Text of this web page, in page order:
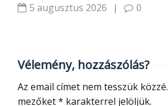
5 augusztus 2026
| 0
Vélemény, hozzászólás?
Az email címet nem tesszük közzé.
mezőket* karakterrel jelöljük.